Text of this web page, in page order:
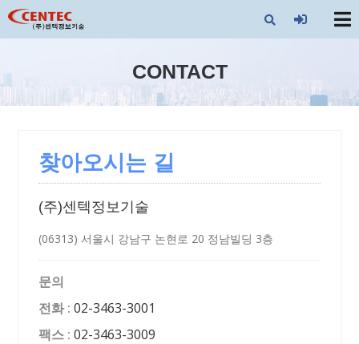
CONTACT
찾아오시는 길
(주)센텍정보기술
(06313) 서울시 강남구 논현로 20 정남빌딩 3층
문의
전화 : 02-3463-3001
팩스 : 02-3463-3009